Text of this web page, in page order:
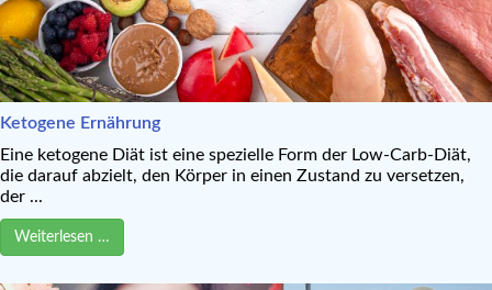
Ketogene Ernährung
Eine ketogene Diät ist eine spezielle Form der Low-Carb-Diät,
die darauf abzielt, den Körper in einen Zustand zu versetzen,
der ...
Weiterlesen …